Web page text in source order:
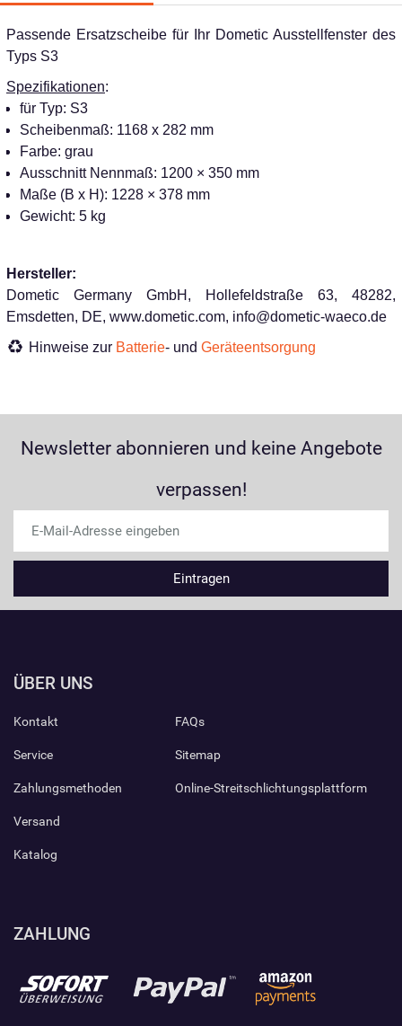
Passende Ersatzscheibe für Ihr Dometic Ausstellfenster des
Typs S3
Spezifikationen:
für Typ: S3
Scheibenmaß: 1168 x 282 mm
Farbe: grau
Ausschnitt Nennmaß: 1200 × 350 mm
Maße (B x H): 1228 × 378 mm
Gewicht: 5 kg
Hersteller:
Dometic Germany GmbH, Hollefeldstraße 63, 48282,
Emsdetten, DE, www.dometic.com, info@dometic-waeco.de
Hinweise zur Batterie- und Geräteentsorgung
Newsletter abonnieren und keine Angebote
verpassen!
ÜBER UNS
Kontakt
Service
Zahlungsmethoden
Versand
Katalog
FAQs
Sitemap
Online-Streitschlichtungsplattform
ZAHLUNG